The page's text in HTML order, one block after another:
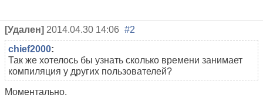
[Удален] 2014.04.30 14:06 #2
chief2000:
Так же хотелось бы узнать сколько времени занимает
компиляция у других пользователей?
Моментально.